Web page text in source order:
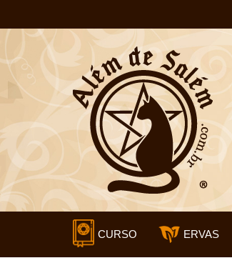
CURSO ERVAS